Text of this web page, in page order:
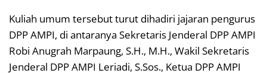
Kuliah umum tersebut turut dihadiri jajaran pengurus
DPP AMPI, di antaranya Sekretaris Jenderal DPP AMPI
Robi Anugrah Marpaung, S.H., M.H., Wakil Sekretaris
Jenderal DPP AMPI Leriadi, S.Sos., Ketua DPP AMPI